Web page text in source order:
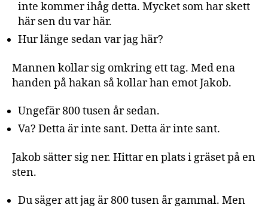
inte kommer ihåg detta. Mycket som har skett
här sen du var här.
Hur länge sedan var jag här?
Mannen kollar sig omkring ett tag. Med ena
handen på hakan så kollar han emot Jakob.
Ungefär 800 tusen år sedan.
Va? Detta är inte sant. Detta är inte sant.
Jakob sätter sig ner. Hittar en plats i gräset på en
sten.
Du säger att jag är 800 tusen år gammal. Men